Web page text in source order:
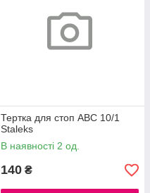
Тертка для стоп ABC 10/1
Staleks
В наявності 2 од.
140 ₴